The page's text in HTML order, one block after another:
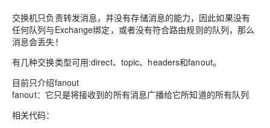
交换机只负责转发消息，并没有存储消息的能力，因此如果没有
任何队列与Exchange绑定，或者没有符合路由规则的队列，那么
消息会丢失！
有几种交换类型可用:direct、 topic、 headers和fanout。
目前只介绍fanout
fanout：它只是将接收到的所有消息广播给它所知道的所有队列
相关代码：